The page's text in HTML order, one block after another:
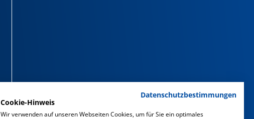
Datenschutzbestimmungen
Cookie-Hinweis
Wir verwenden auf unseren Webseiten Cookies, um für Sie ein optimales